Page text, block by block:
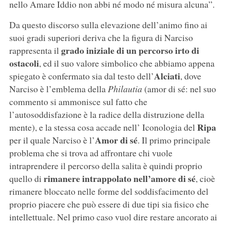
nello Amare Iddio non abbi né modo né misura alcuna”.
Da questo discorso sulla elevazione dell’animo fino ai
suoi gradi superiori deriva che la figura di Narciso
rappresenta ilgrado iniziale di un percorso irto di
ostacoli, ed il suo valore simbolico che abbiamo appena
spiegato è confermato sia dal testo dell’Alciati, dove
Narciso è l’emblema dellaPhilautia (amor di sé: nel suo
commento si ammonisce sul fatto che
l’autosoddisfazione è la radice della distruzione della
mente), e la stessa cosa accade nell’ Iconologia delRipa
per il quale Narciso è l’Amor di sé. Il primo principale
problema che si trova ad affrontare chi vuole
intraprendere il percorso della salita è quindi proprio
quello di rimanere intrappolato nell’amore di sé, cioè
rimanere bloccato nelle forme del soddisfacimento del
proprio piacere che può essere di due tipi sia fisico che
intellettuale. Nel primo caso vuol dire restare ancorato ai